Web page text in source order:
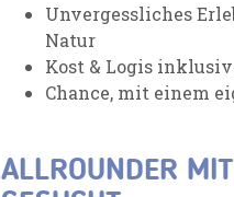
Unvergessliches
Natur
Kost & Logis
Chance, mit einem
ALLROUNDER